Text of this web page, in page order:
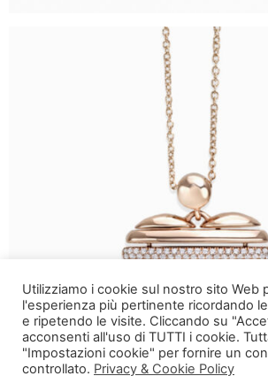
Utilizziamo i cookie sul nostro sito Web
l'esperienza più pertinente ricordando
e ripetendo le visite. Cliccando su
acconsenti all'uso di TUTTI i cookie.
"Impostazioni cookie" per fornire un
controllato. Privacy & Cookie Policy